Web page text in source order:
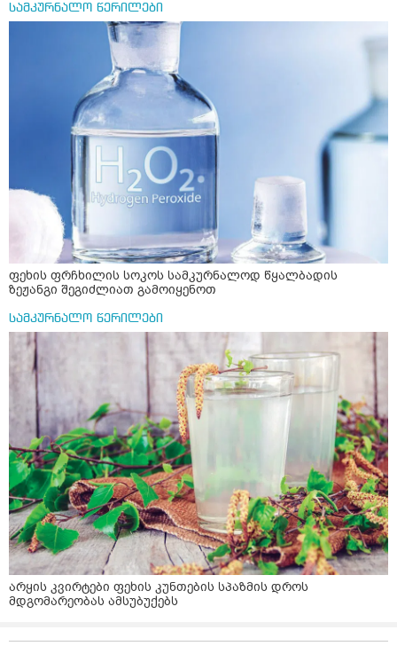
სამკურნალო წერილები
ფეხის ფრჩხილის სოკოს სამკურნალოდ წყალბადის
ზეჟანგი შეგიძლიათ გამოიყენოთ
სამკურნალო წერილები
არყის კვირტები ფეხის კუნთების სპაზმის დროს
მდგომარეობას ამსუბუქებს